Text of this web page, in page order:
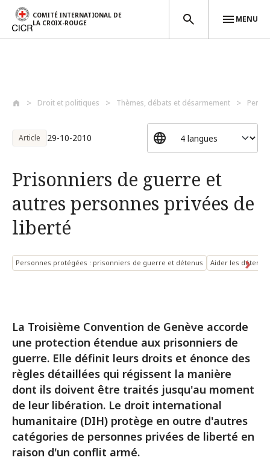
COMITÉ INTERNATIONAL DE
LA CROIX-ROUGE
MENU
Droit et politiques Thèmes, débats et désarmement
Article 29-10-2010
Prisonniers de guerre et
autres personnes privées de
liberté
Personnes protégées : prisonniers de guerre et détenus Aider les détenus
La Troisième Convention de Genève accorde
une protection étendue aux prisonniers de
guerre. Elle définit leurs droits et énonce des
règles détaillées qui régissent la manière
dont ils doivent être traités jusqu'au moment
de leur libération. Le droit international
humanitaire (DIH) protège en outre d'autres
catégories de personnes privées de liberté en
raison d'un conflit armé.